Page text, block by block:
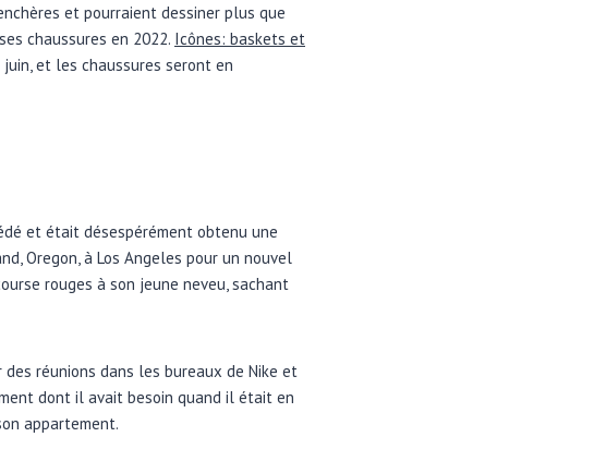
et pourraient dessiner plus que
chaussures en 2022. Icônes: baskets et
et les chaussures seront en
et était désespérément obtenu une
Oregon, à Los Angeles pour un nouvel
rouges à son jeune neveu, sachant
des réunions dans les bureaux de Nike et
dont il avait besoin quand il était en
appartement.